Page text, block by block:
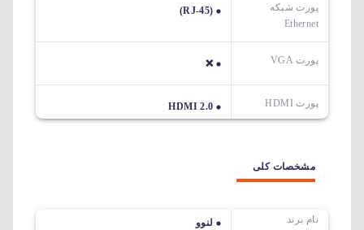
پورت شبکه
Ethernet
(RJ-45)
پورت VGA ❌
پورت HDMI HDMI 2.0
مشخصات کلی
نام برند لنوو